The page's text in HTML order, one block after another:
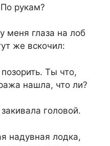
рукам?
меня глаза на лоб
же вскочил:
Ты что,
нашла, что ли?
головой.
надувная лодка,